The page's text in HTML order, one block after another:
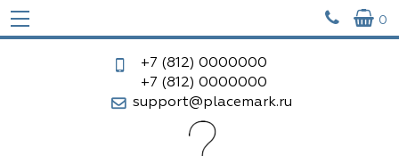
  0
+7 (812) 0000000
+7 (812) 0000000
support@placemark.ru